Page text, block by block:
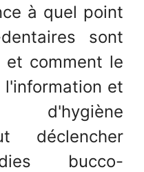
à quel point
sont
et comment le
l'information et
d'hygiène
déclencher
bucco-